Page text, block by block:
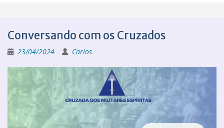
Conversando com os Cruzados
23/04/2024 Carlos